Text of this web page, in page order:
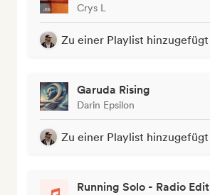
Crys L
Zu einer Playlist hinzugefügt
Garuda Rising
Darin Epsilon
Zu einer Playlist hinzugefügt
Running Solo - Radio Edit